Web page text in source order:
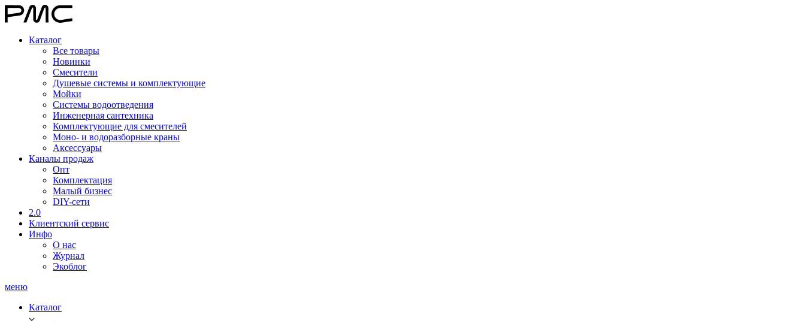
Каталог
Все товары
Новинки
Смесители
Душевые системы и комплектующие
Мойки
Системы водоотведения
Инженерная сантехника
Комплектующие для смесителей
Моно- и водоразборные краны
Аксессуары
Каналы продаж
Опт
Комплектация
Малый бизнес
DIY-сети
2.0
Клиентский сервис
Инфо
О нас
Журнал
Экоблог
меню
Каталог